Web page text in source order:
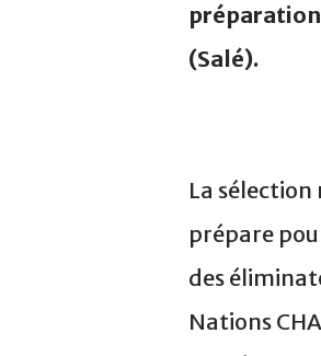
(Salé).
La
prépare
des
Nations